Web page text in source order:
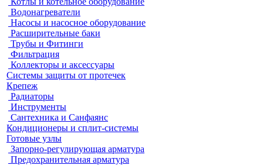
Водонагреватели
Насосы и насосное оборудование
Расширительные баки
Трубы и Фитинги
Фильтрация
Коллекторы и аксессуары
Системы защиты от протечек
Крепеж
Радиаторы
Инструменты
Сантехника и Санфаянс
Кондиционеры и сплит-системы
Готовые узлы
Запорно-регулирующая арматура
Предохранительная арматура